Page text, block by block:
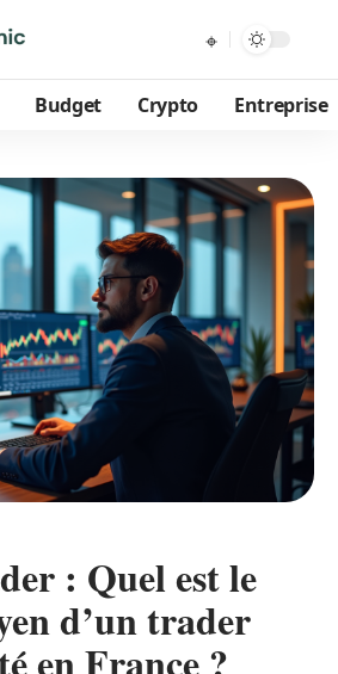
Budget Crypto Entreprise
: Quel est le
d’un trader
en France ?